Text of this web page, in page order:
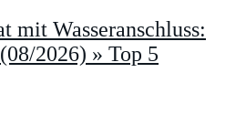
mit Wasseranschluss:
2026) » Top 5